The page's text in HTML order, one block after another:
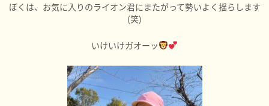
ぼくは、お気に入りのライオン君にまたがって勢いよく揺らします
(笑)
いけいけガオーッ